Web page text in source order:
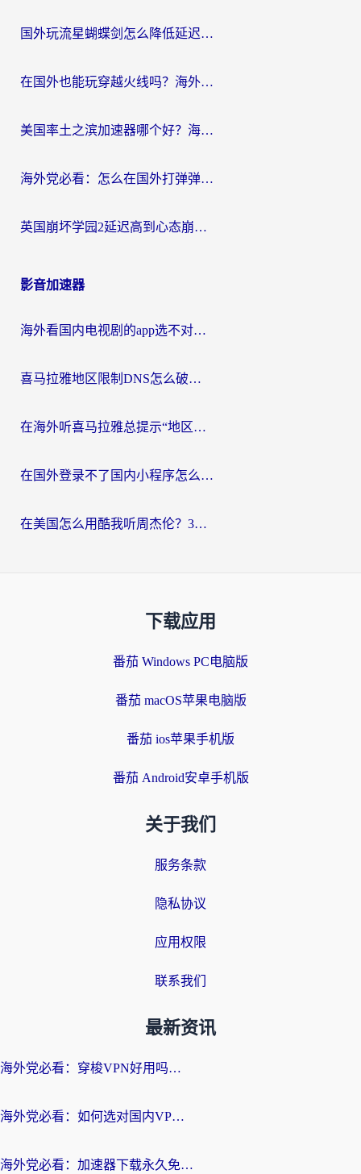
国外玩流星蝴蝶剑怎么降低延迟？海外党必看的加速秘籍（含欧洲鸣潮&彩虹岛优化攻略）
在国外也能玩穿越火线吗？海外玩家国服游戏畅玩终极指南
美国率土之滨加速器哪个好？海外党国服游戏畅玩终极指南（附多游戏解决方案）
海外党必看：怎么在国外打弹弹堂不卡？番茄加速器亲测指南
英国崩坏学园2延迟高到心态崩？海外党国服游戏加速终极指南
影音加速器
海外看国内电视剧的app选不对？这份回国加速器避坑指南帮你流畅追剧
喜马拉雅地区限制DNS怎么破？海外党听国内音乐听书的终极解决方案
在海外听喜马拉雅总提示“地区限制”？3步轻松解除+听国内音乐全攻略
在国外登录不了国内小程序怎么办？选对回国加速器，轻松解锁国内资源
在美国怎么用酷我听周杰伦？3步搞定海外听歌难题
下载应用
番茄 Windows PC电脑版
番茄 macOS苹果电脑版
番茄 ios苹果手机版
番茄 Android安卓手机版
关于我们
服务条款
隐私协议
应用权限
联系我们
最新资讯
海外党必看：穿梭VPN好用吗？和云帆VPN对比哪个回国效果更好？附真实测评+避坑指南
海外党必看：如何选对国内VPN，实现无缝访问国内资源？
海外党必看：加速器下载永久免费版真的存在吗？教你无缝访问国内资源的正确姿势